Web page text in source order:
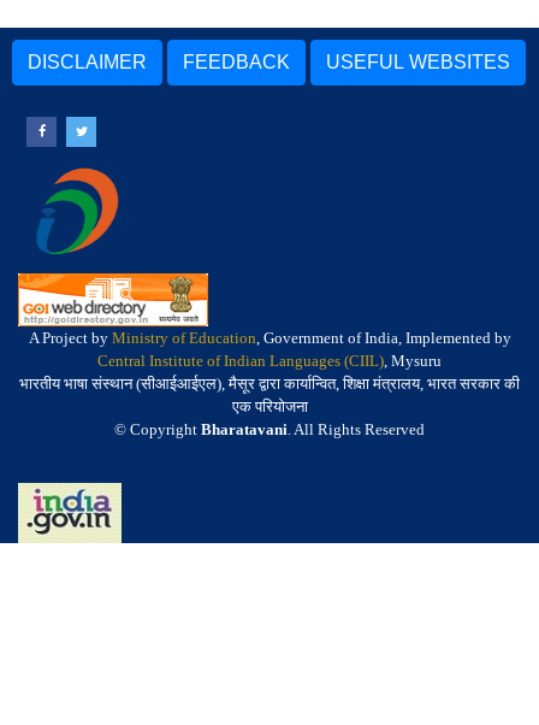
DISCLAIMER FEEDBACK USEFUL WEBSITES
A Project by Ministry of Education, Government of India, Implemented by
Central Institute of Indian Languages (CIIL), Mysuru
भारतीय भाषा संस्थान (सीआईआईएल), मैसूर द्वारा कार्यान्वित, शिक्षा मंत्रालय, भारत सरकार की
एक परियोजना
© Copyright Bharatavani. All Rights Reserved